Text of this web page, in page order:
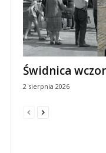
Świdnica
2 sierpnia 2026